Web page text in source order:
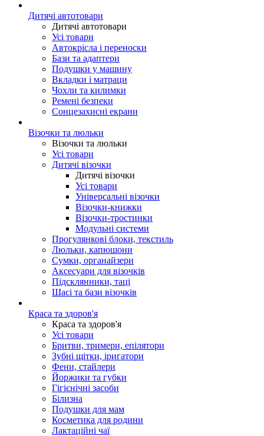
Дитячі автотовари
Дитячі автотовари
Усі товари
Автокрісла і переноски
Бази та адаптери
Подушки у машину
Вкладки і матраци
Чохли та килимки
Ремені безпеки
Сонцезахисні екрани
Візочки та люльки
Візочки та люльки
Усі товари
Дитячі візочки
Дитячі візочки
Усі товари
Універсальні візочки
Візочки-книжки
Візочки-тростинки
Модульні системи
Прогулянкові блоки, текстиль
Люльки, капюшони
Сумки, органайзери
Аксесуари для візочків
Підсклянники, таці
Шасі та бази візочків
Краса та здоров'я
Краса та здоров'я
Усі товари
Бритви, тримери, епілятори
Зубні щітки, іригатори
Фени, стайлери
Йоржики та губки
Гігієнічні засоби
Білизна
Подушки для мам
Косметика для родини
Лактаційні чаї